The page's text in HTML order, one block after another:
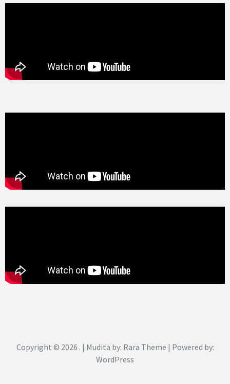
Copyright © 2026 . | Mudita by: Rara Theme | Powered by:
WordPress